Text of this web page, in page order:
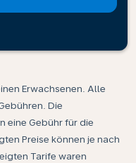
Erwachsenen. Alle
Die
eine Gebühr für die
Preise können je nach
Tarife waren